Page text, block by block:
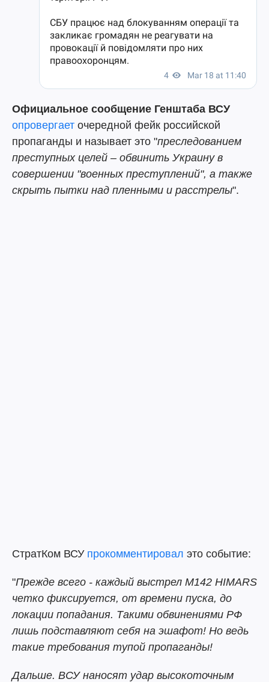
Официальное сообщение Генштаба ВСУ
опровергает очередной фейк российской
пропаганды и называет это "преследованием
преступных целей – обвинить Украину в
совершении "военных преступлений", а также
скрыть пытки над пленными и расстрелы".
СтратКом ВСУ прокомментировал это событие:
"Прежде всего - каждый выстрел М142 HIMARS
четко фиксируется, от времени пуска, до
локации попадания. Такими обвинениями РФ
лишь подставляют себя на эшафот! Но ведь
такие требования тупой пропаганды!
Дальше. ВСУ наносят удар высокоточным